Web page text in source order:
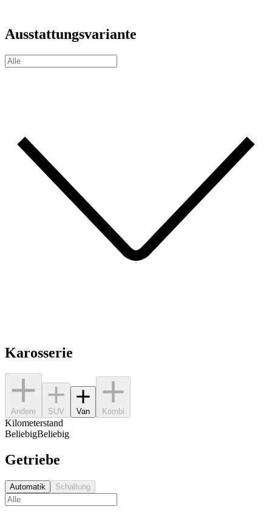
Ausstattungsvariante
Karosserie
Andere SUV Van Kombi
Kilometerstand
BeliebigBeliebig
Getriebe
Automatik Schaltung